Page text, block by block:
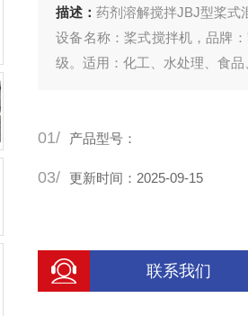
描述：药剂溶解搅拌JBJ型桨式
设备名称：桨式搅拌机，品牌
级。适用：化工、水处理、食
01/ 产品型号：
03/ 更新时间：2025-09-15
联系我们